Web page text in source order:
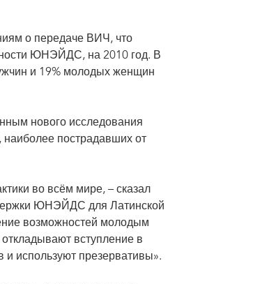
о передаче ВИЧ, что
ЮНЭЙДС, на 2010 год. В
и 19% молодых женщин
нового исследования
пострадавших от
во всём мире, – сказал
ЮНЭЙДС для Латинской
возможностей молодым
вступление в
и используют презервативы».